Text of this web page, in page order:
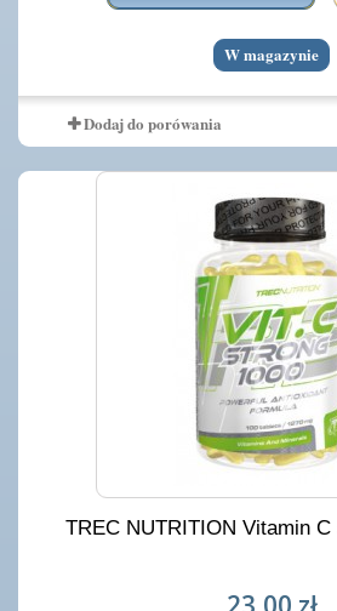
W magazynie
Dodaj do porówania
TREC NUTRITION Vitamin